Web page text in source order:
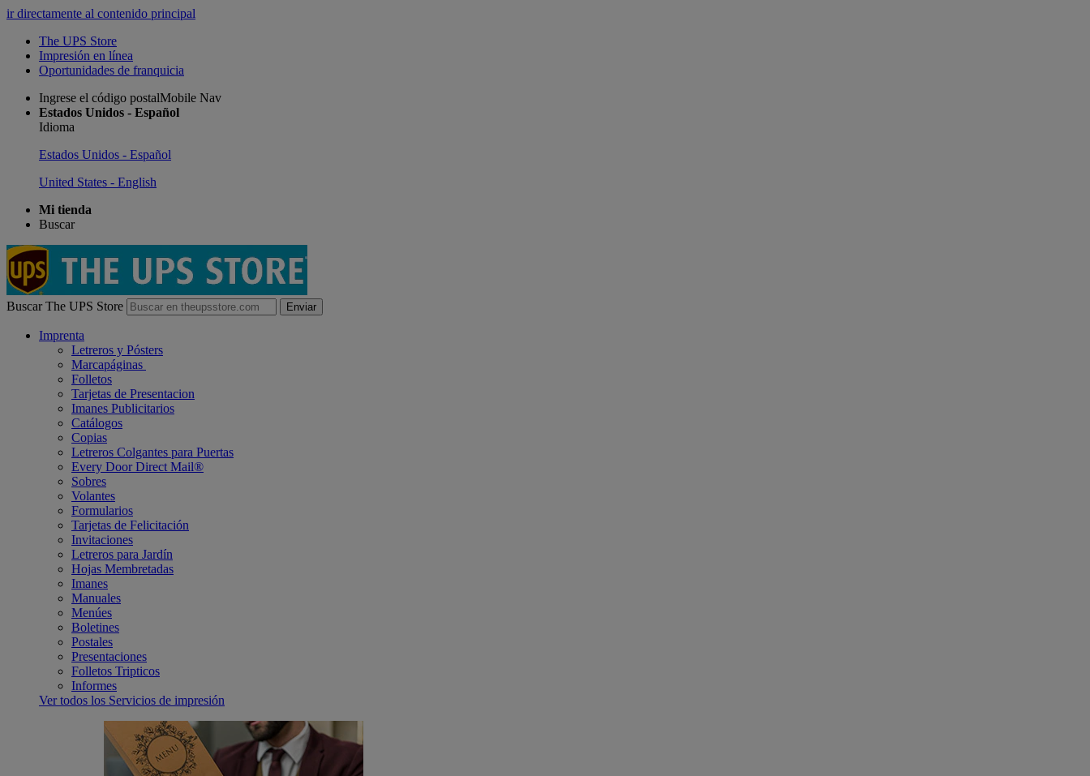
ir directamente al contenido principal
The UPS Store
Impresión en línea
Oportunidades de franquicia
Ingrese el código postalMobile Nav
Estados Unidos - Español
Idioma
Estados Unidos - Español
United States - English
Mi tienda
Buscar
Buscar The UPS Store Enviar
Imprenta
Letreros y Pósters
Marcapáginas
Folletos
Tarjetas de Presentacion
Imanes Publicitarios
Catálogos
Copias
Letreros Colgantes para Puertas
Every Door Direct Mail®
Sobres
Volantes
Formularios
Tarjetas de Felicitación
Invitaciones
Letreros para Jardín
Hojas Membretadas
Imanes
Manuales
Menúes
Boletines
Postales
Presentaciones
Folletos Tripticos
Informes
Ver todos los Servicios de impresión